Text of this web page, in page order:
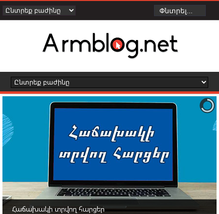
Հաճախակի տրվող հարցեր